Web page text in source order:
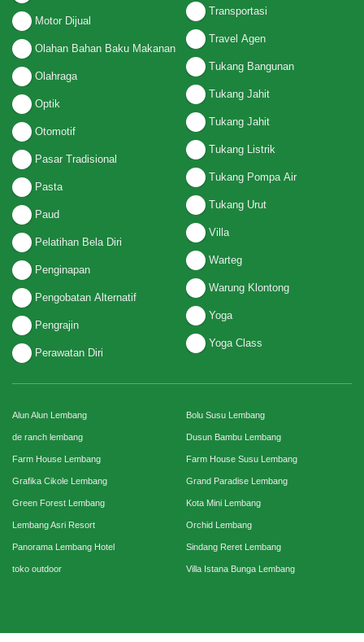
Motor Dijual
Olahan Bahan Baku Makanan
Olahraga
Optik
Otomotif
Pasar Tradisional
Pasta
Paud
Pelatihan Bela Diri
Penginapan
Pengobatan Alternatif
Pengrajin
Perawatan Diri
Transportasi
Travel Agen
Tukang Bangunan
Tukang Jahit
Tukang Jahit
Tukang Listrik
Tukang Pompa Air
Tukang Urut
Villa
Warteg
Warung Klontong
Yoga
Yoga Class
Alun Alun Lembang Bolu Susu Lembang
de ranch lembang Dusun Bambu Lembang
Farm House Lembang Farm House Susu Lembang
Grafika Cikole Lembang Grand Paradise Lembang
Green Forest Lembang Kota Mini Lembang
Lembang Asri Resort Orchid Lembang
Panorama Lembang Hotel Sindang Reret Lembang
toko outdoor Villa Istana Bunga Lembang